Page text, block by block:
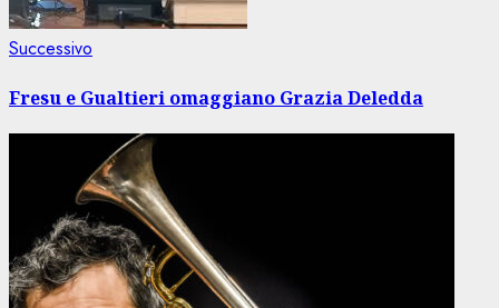
Successivo
Fresu e Gualtieri omaggiano Grazia Deledda